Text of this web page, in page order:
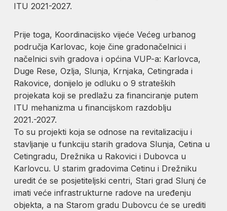
ITU 2021-2027.
Prije toga, Koordinacijsko vijeće Većeg urbanog
područja Karlovac, koje čine gradonačelnici i
načelnici svih gradova i općina VUP-a: Karlovca,
Duge Rese, Ozlja, Slunja, Krnjaka, Cetingrada i
Rakovice, donijelo je odluku o 9 strateških
projekata koji se predlažu za financiranje putem
ITU mehanizma u financijskom razdoblju
2021.-2027.
To su projekti koja se odnose na revitalizaciju i
stavljanje u funkciju starih gradova Slunja, Cetina u
Cetingradu, Drežnika u Rakovici i Dubovca u
Karlovcu. U starim gradovima Cetinu i Drežniku
uredit će se posjetiteljski centri, Stari grad Slunj će
imati veće infrastrukturne radove na uređenju
objekta, a na Starom gradu Dubovcu će se urediti